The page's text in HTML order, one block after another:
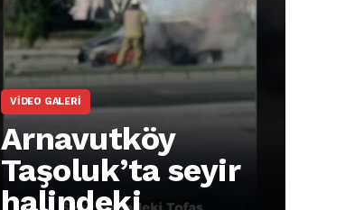
VIDEO GALERI
Arnavutköy
Taşoluk’ta seyir
halindeki